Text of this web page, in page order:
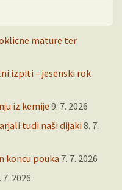
mature ter
izpiti – jesenski rok
iz kemije 9. 7. 2026
tudi naši dijaki 8. 7.
koncu pouka 7. 7. 2026
7. 2026